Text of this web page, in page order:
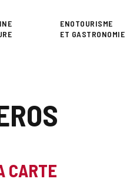
ENOTOURISME
ET GASTRONOMIE
CARTE